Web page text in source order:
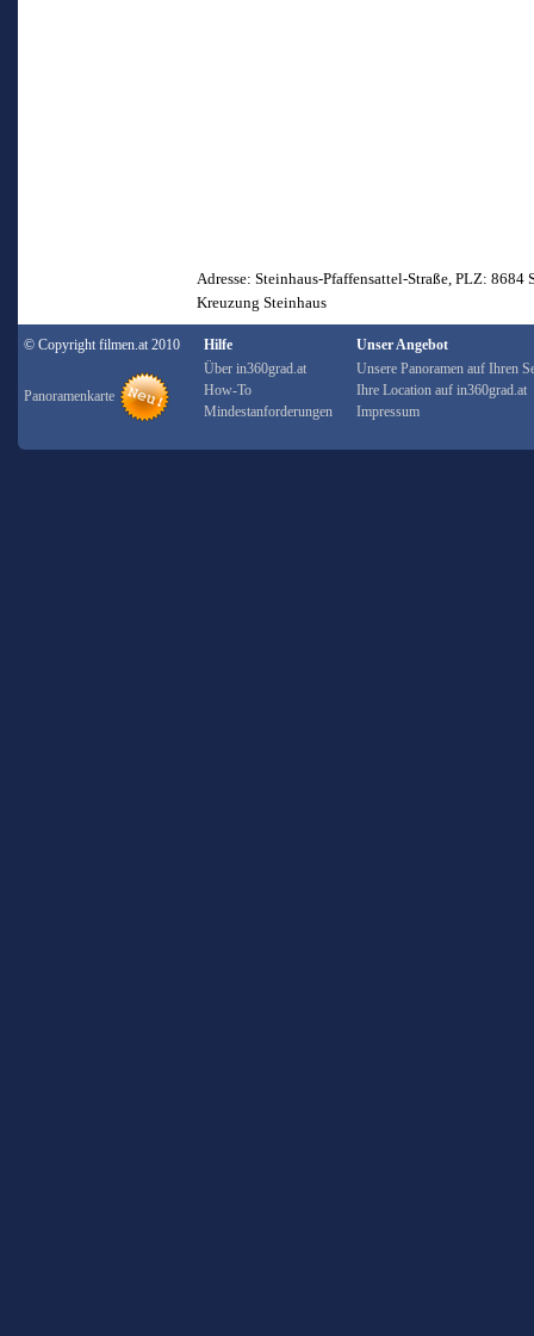
Adresse: Steinhaus-Pfaffensattel-Straße, PLZ: 8684
Kreuzung Steinhaus
© Copyright filmen.at 2010
Panoramenkarte
Hilfe
Über in360grad.at
How-To
Mindestanforderungen
Unser Angebot
Unsere Panoramen auf Ihren
Ihre Location auf in360grad.at
Impressum